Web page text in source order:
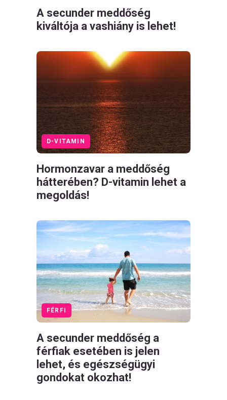
A secunder meddőség
kiváltója a vashiány is lehet!
D-VITAMIN
Hormonzavar a meddőség
hátterében? D-vitamin lehet a
megoldás!
FÉRFI
A secunder meddőség a
férfiak esetében is jelen
lehet, és egészségügyi
gondokat okozhat!